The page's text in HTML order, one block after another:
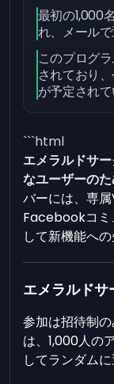
最初の1,000
れ、メールで
このプログ
されており
が予定されて
```html
エメラルドサ
なユーザーの
バーには、専
Facebookコミ
して新機能へ
エメラルド
参加は招待制
は、1,000人の
してランダムに